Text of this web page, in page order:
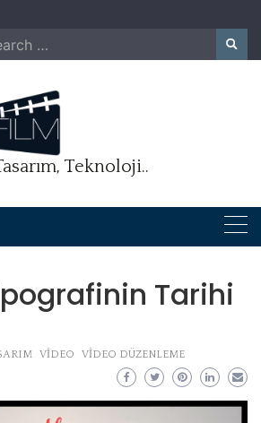
Teknoloji..
Tarihi
VIDEO VIDEO DÜZENLEME